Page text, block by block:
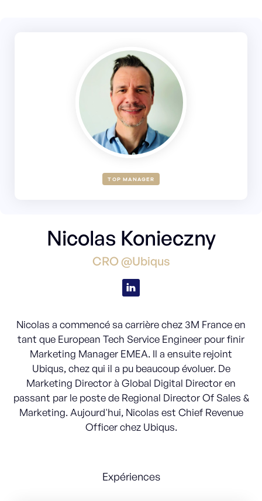
TOP MANAGER
Nicolas Konieczny
CRO @Ubiqus
Nicolas a commencé sa carrière chez 3M France en
tant que European Tech Service Engineer pour finir
Marketing Manager EMEA. Il a ensuite rejoint
Ubiqus, chez qui il a pu beaucoup évoluer. De
Marketing Director à Global Digital Director en
passant par le poste de Regional Director Of Sales &
Marketing. Aujourd'hui, Nicolas est Chief Revenue
Officer chez Ubiqus.
Expériences